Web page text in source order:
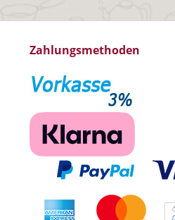
Zahlungsmethoden